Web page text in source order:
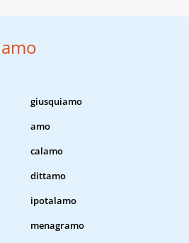
giusquiamo
amo
calamo
dittamo
ipotalamo
menagramo